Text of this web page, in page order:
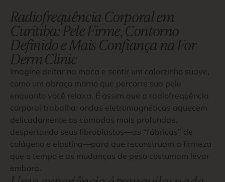
Radiofrequência Corporal em
Curitiba: Pele Firme, Contorno
Definido e Mais Confiança na For
Derm Clinic
Imagine deitar na maca e sentir um calorzinho suave,
como um abraço morno que percorre sua pele
enquanto você relaxa. É assim que a radiofrequência
corporal trabalha: ondas eletromagnéticas aquecem
delicadamente as camadas mais profundas,
despertando seus fibroblastos―as “fábricas” de
colágeno e elastina―para que reconstruam a firmeza
que o tempo e as mudanças de peso costumam levar
embora.